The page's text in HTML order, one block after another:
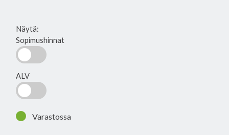
Näytä:
Sopimushinnat
ALV
Varastossa